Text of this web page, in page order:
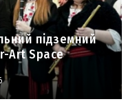
підземний
Art Space